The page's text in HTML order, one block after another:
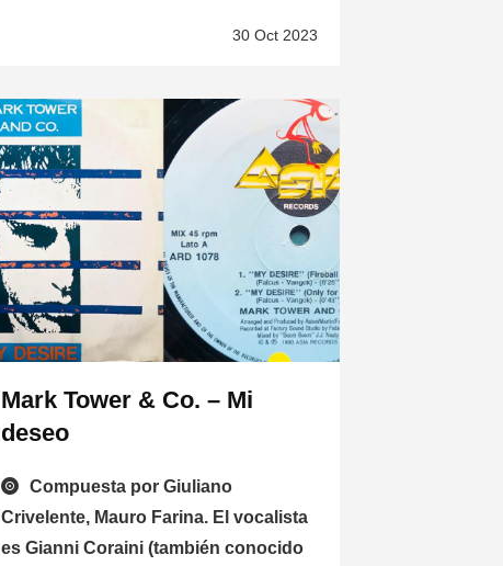
30 Oct 2023
Mark Tower & Co. – Mi
deseo
Compuesta por Giuliano
Crivelente, Mauro Farina. El vocalista
es Gianni Coraini (también conocido